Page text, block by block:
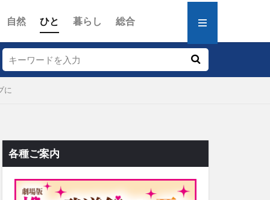
自然 ひと 暮らし 総合
に
各種ご案内